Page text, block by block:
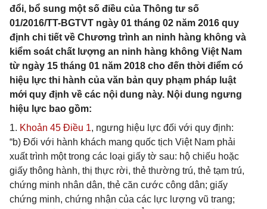
đổi, bổ sung một số điều của Thông tư số
01/2016/TT-BGTVT ngày 01 tháng 02 năm 2016 quy
định chi tiết về Chương trình an ninh hàng không và
kiểm soát chất lượng an ninh hàng không Việt Nam
từ ngày 15 tháng 01 năm 2018 cho đến thời điểm có
hiệu lực thi hành của văn bản quy phạm pháp luật
mới quy định về các nội dung này. Nội dung ngưng
hiệu lực bao gồm:
1. Khoản 45 Điều 1, ngưng hiệu lực đối với quy định:
“b) Đối với hành khách mang quốc tịch Việt Nam phải
xuất trình một trong các loại giấy tờ sau: hộ chiếu hoặc
giấy thông hành, thị thực rời, thẻ thường trú, thẻ tạm trú,
chứng minh nhân dân, thẻ căn cước công dân; giấy
chứng minh, chứng nhận của các lực lượng vũ trang;